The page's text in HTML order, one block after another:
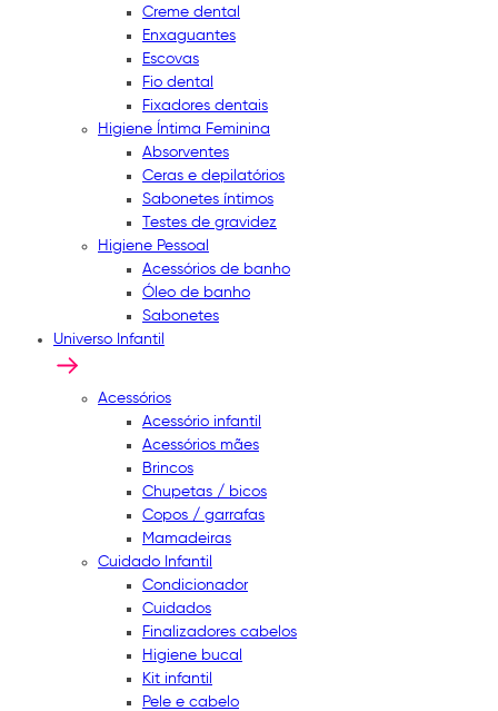
Creme dental
Enxaguantes
Escovas
Fio dental
Fixadores dentais
Higiene Íntima Feminina
Absorventes
Ceras e depilatórios
Sabonetes íntimos
Testes de gravidez
Higiene Pessoal
Acessórios de banho
Óleo de banho
Sabonetes
Universo Infantil
Acessórios
Acessório infantil
Acessórios mães
Brincos
Chupetas / bicos
Copos / garrafas
Mamadeiras
Cuidado Infantil
Condicionador
Cuidados
Finalizadores cabelos
Higiene bucal
Kit infantil
Pele e cabelo